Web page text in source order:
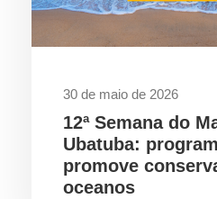
30 de maio de 2026
12ª Semana do
Ubatuba:
promove
oceanos